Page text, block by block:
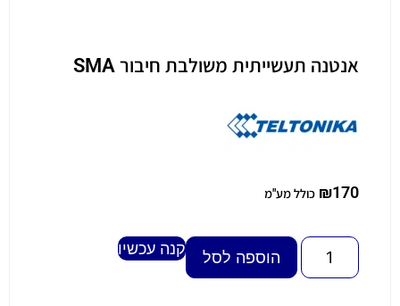
אנטנה תעשייתית משולבת חיבור SMA
₪170 כולל מע"מ
הוספה לסל קנה עכשיו